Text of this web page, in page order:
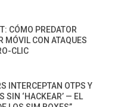
CÓMO PREDATOR
MÓVIL CON ATAQUES
CLIC
INTERCEPTAN OTPS Y
SIN ‘HACKEAR’ — EL